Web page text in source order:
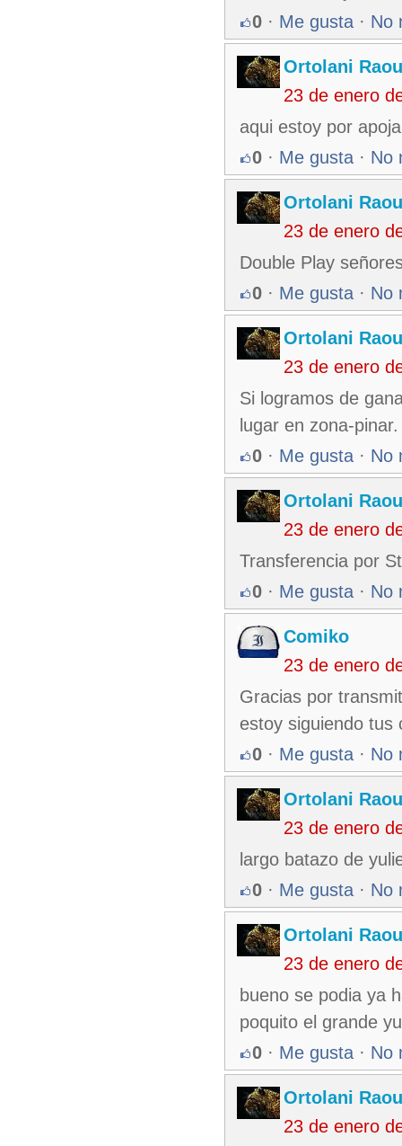
0 · Me gusta · No
Ortolani
23 de enero
aqui estoy por
0 · Me gusta · No
Ortolani
23 de enero
Double Play
0 · Me gusta · No
Ortolani
23 de enero
Si logramos de
lugar en zona-pinar.
0 · Me gusta · No
Ortolani
23 de enero
Transferencia por
0 · Me gusta · No
Comiko
23 de enero
Gracias por
estoy siguiendo tus
0 · Me gusta · No
Ortolani
23 de enero
largo batazo de
0 · Me gusta · No
Ortolani
23 de enero
bueno se podia ya
poquito el grande
0 · Me gusta · No
Ortolani
23 de enero